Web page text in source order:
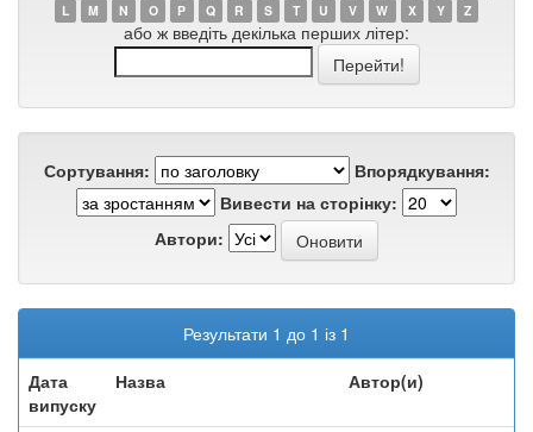
L
M N O P Q R S T U V W X Y Z
або ж введіть декілька перших літер:
Сортування:
Впорядкування:
Вивести на сторінку:
Автори:
Результати 1 до 1 із 1
Дата
випуску
Назва Автор(и)